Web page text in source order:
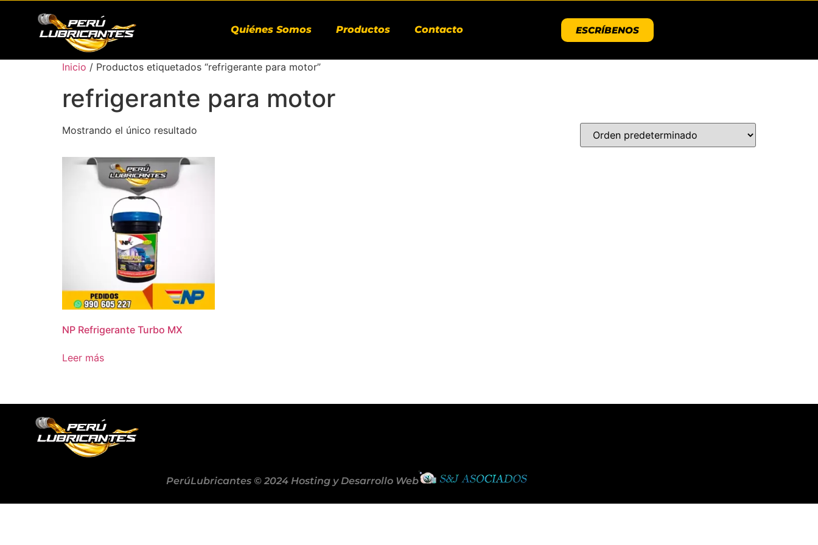
Quiénes Somos Productos Contacto ESCRÍBENOS
Inicio / Productos etiquetados “refrigerante para motor”
refrigerante para motor
Mostrando el único resultado
NP Refrigerante Turbo MX
Leer más
PerúLubricantes © 2024 Hosting y Desarrollo Web